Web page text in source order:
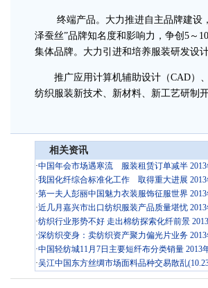
终端产品。大力推进自主品牌建设，
泽蚕丝”品牌知名度和影响力，争创5～
集体品牌。大力引进和培养服装研发设
推广应用计算机辅助设计（CAD）、
纺织服装新技术、新材料、新工艺研制
相关资讯
·中国年会市场遇寒流 服装租赁订单减半 2013
·我国化纤综合标准化工作 取得重大进展 2013
·第一夫人彭丽中国魅力衣装服饰征服世界 2013
·近几月嘉兴市出口纺织服装产品质量堪忧 2013
·纺织行业形势不好 走出棉纺探索化纤前景
·深纺织变身：卖纺织资产聚力偏光片业务 2013
·中国轻纺城11月7日主要短纤布分类销量 2013
·吴江中国东方丝绸市场面料品种交易散乱